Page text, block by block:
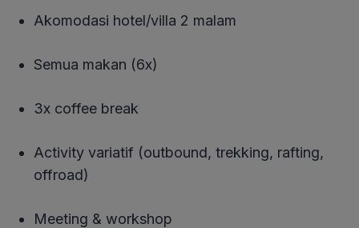
Akomodasi hotel/villa 2 malam
Semua makan (6x)
3x coffee break
Activity variatif (outbound, trekking, rafting,
offroad)
Meeting & workshop